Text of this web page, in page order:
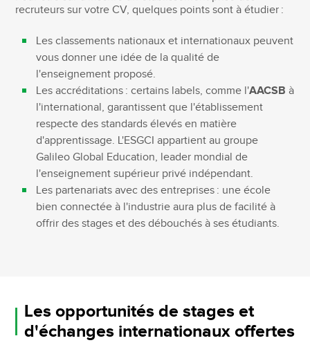
recruteurs sur votre CV, quelques points sont à étudier :
Les classements nationaux et internationaux peuvent
vous donner une idée de la qualité de
l'enseignement proposé.
Les accréditations : certains labels, comme l'AACSB à
l'international, garantissent que l'établissement
respecte des standards élevés en matière
d'apprentissage. L'ESGCI appartient au groupe
Galileo Global Education, leader mondial de
l'enseignement supérieur privé indépendant.
Les partenariats avec des entreprises : une école
bien connectée à l'industrie aura plus de facilité à
offrir des stages et des débouchés à ses étudiants.
Les opportunités de stages et
d'échanges internationaux offertes